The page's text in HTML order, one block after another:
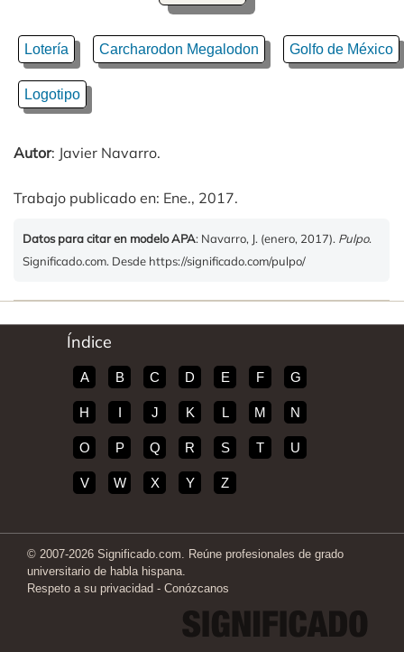
Lotería Carcharodon Megalodon Golfo de México
Logotipo
Autor: Javier Navarro.
Trabajo publicado en: Ene., 2017.
Datos para citar en modelo APA: Navarro, J. (enero, 2017). Pulpo.
Significado.com. Desde https://significado.com/pulpo/
Índice
A B C D E F G
H J K L M N
O P Q R S T U
V W X Y Z
© 2007-2026 Significado.com. Reúne profesionales de grado
universitario de habla hispana.
Respeto a su privacidad - Conózcanos